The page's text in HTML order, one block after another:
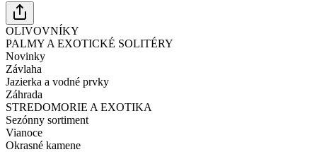
OLIVOVNÍKY
PALMY A EXOTICKÉ SOLITÉRY
Novinky
Závlaha
Jazierka a vodné prvky
Záhrada
STREDOMORIE A EXOTIKA
Sezónny sortiment
Vianoce
Okrasné kamene